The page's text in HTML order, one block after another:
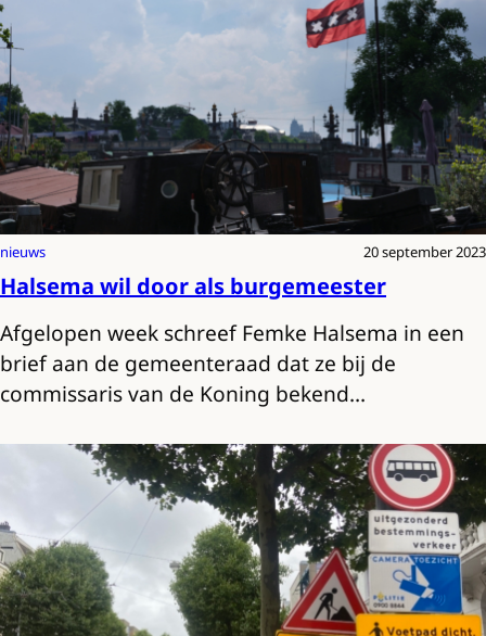
nieuws 20 september 2023
Halsema wil door als burgemeester
Afgelopen week schreef Femke Halsema in een
brief aan de gemeenteraad dat ze bij de
commissaris van de Koning bekend…